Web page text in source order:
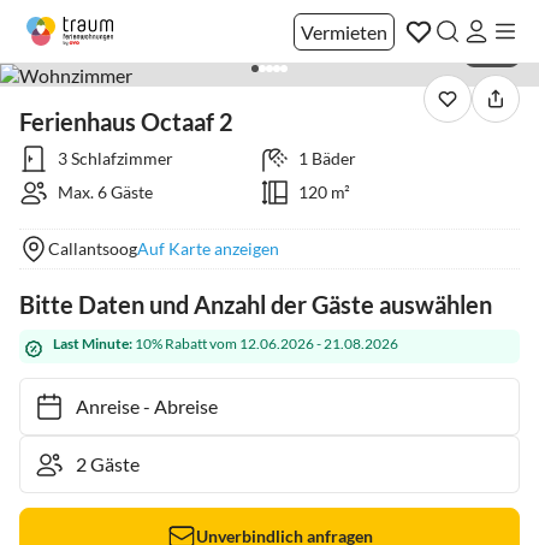
Vermieten
Ferienhaus Octaaf 2
3 Schlafzimmer
1 Bäder
Max. 6 Gäste
120 m²
CallantsoogAuf Karte anzeigen
Bitte Daten und Anzahl der Gäste auswählen
Last Minute: 10% Rabatt vom 12.06.2026 - 21.08.2026
Anreise- Abreise
Unverbindlich anfragen